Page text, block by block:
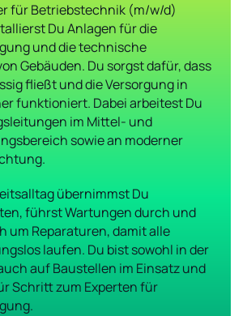
für Betriebstechnik (m/w/d)
Du Anlagen für die
und die technische
Gebäuden. Du sorgst dafür, dass
fließt und die Versorgung in
funktioniert. Dabei arbeitest Du
im Mittel- und
sowie an moderner
übernimmst Du
führst Wartungen durch und
um Reparaturen, damit alle
laufen. Du bist sowohl in der
auf Baustellen im Einsatz und
Schritt zum Experten für